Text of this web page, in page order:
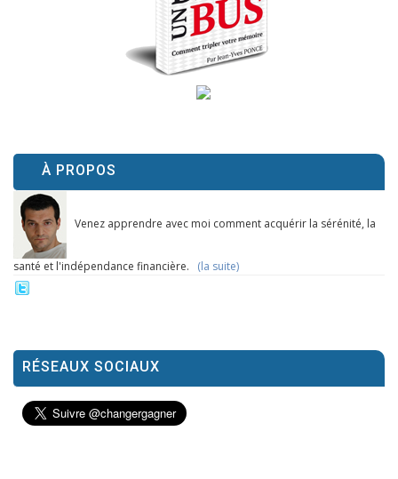
À PROPOS
Venez apprendre avec moi comment acquérir la sérénité, la
santé et l'indépendance financière. (la suite)
RÉSEAUX SOCIAUX